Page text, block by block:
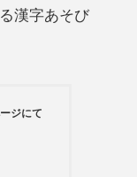
漢字あそび
ジにて